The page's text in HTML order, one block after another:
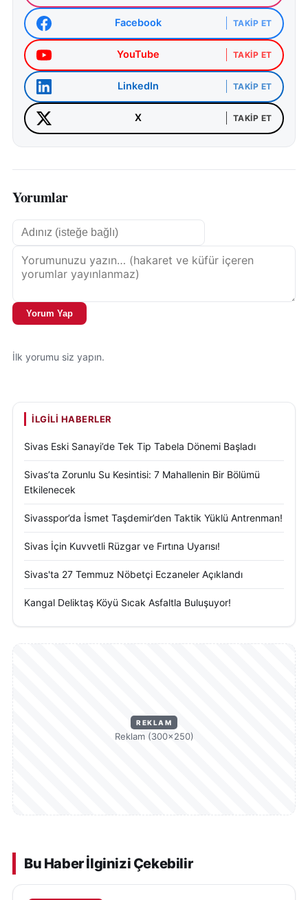
Facebook TAKIP ET
YouTube TAKIP ET
LinkedIn TAKIP ET
X TAKIP ET
Yorumlar
Yorum Yap
İlk yorumu siz yapın.
İLGILI HABERLER
Sivas Eski Sanayi’de Tek Tip Tabela Dönemi Başladı
Sivas’ta Zorunlu Su Kesintisi: 7 Mahallenin Bir Bölümü
Etkilenecek
Sivasspor’da İsmet Taşdemir’den Taktik Yüklü Antrenman!
Sivas İçin Kuvvetli Rüzgar ve Fırtına Uyarısı!
Sivas'ta 27 Temmuz Nöbetçi Eczaneler Açıklandı
Kangal Deliktaş Köyü Sıcak Asfaltla Buluşuyor!
REKLAM
Reklam (300×250)
Bu Haber İlginizi Çekebilir